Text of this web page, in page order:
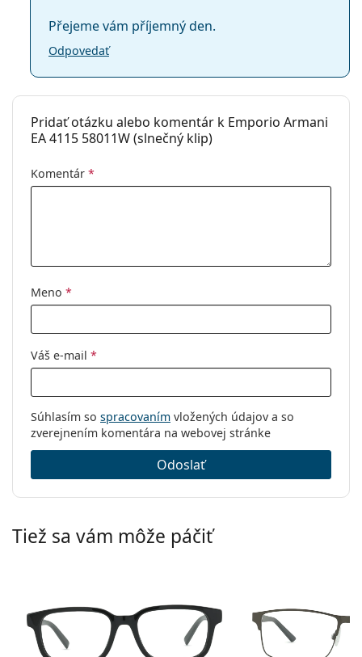
Přejeme vám příjemný den.
Odpovedať
Pridať otázku alebo komentár k Emporio Armani
EA 4115 58011W (slnečný klip)
Komentár *
Meno *
Váš e-mail *
Súhlasím so spracovaním vložených údajov a so
zverejnením komentára na webovej stránke
Odoslať
Tiež sa vám môže páčiť